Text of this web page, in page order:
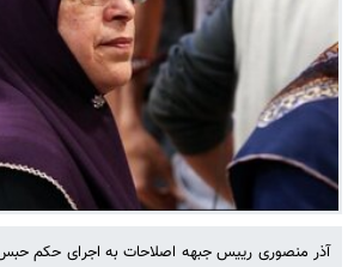
آذر منصوری رییس جبهه اصلاحات به اجرای حکم